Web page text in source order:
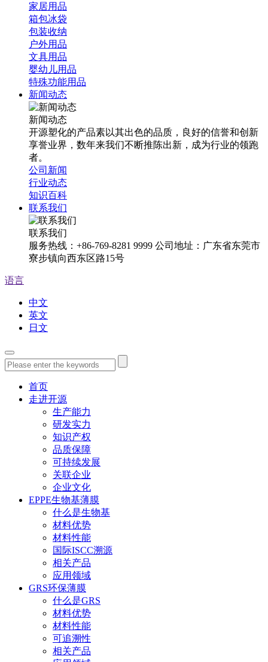
家居用品
箱包冰袋
包装收纳
户外用品
文具用品
婴幼儿用品
特殊功能用品
新闻动态
新闻动态
开源塑化的产品素以其出色的品质，良好的信誉和创新
享誉业界，数年来我们不断推陈出新，成为行业的领跑
者。
公司新闻
行业动态
知识百科
联系我们
联系我们
服务热线：+86-769-8281 9999 公司地址：广东省东莞市
寮步镇向西东区路15号
语言
中文
英文
日文
首页
走进开源
生产能力
研发实力
知识产权
品质保障
可持续发展
关联企业
企业文化
EPPE生物基薄膜
什么是生物基
材料优势
材料性能
国际ISCC溯源
相关产品
应用领域
GRS环保薄膜
什么是GRS
材料优势
材料性能
可追溯性
相关产品